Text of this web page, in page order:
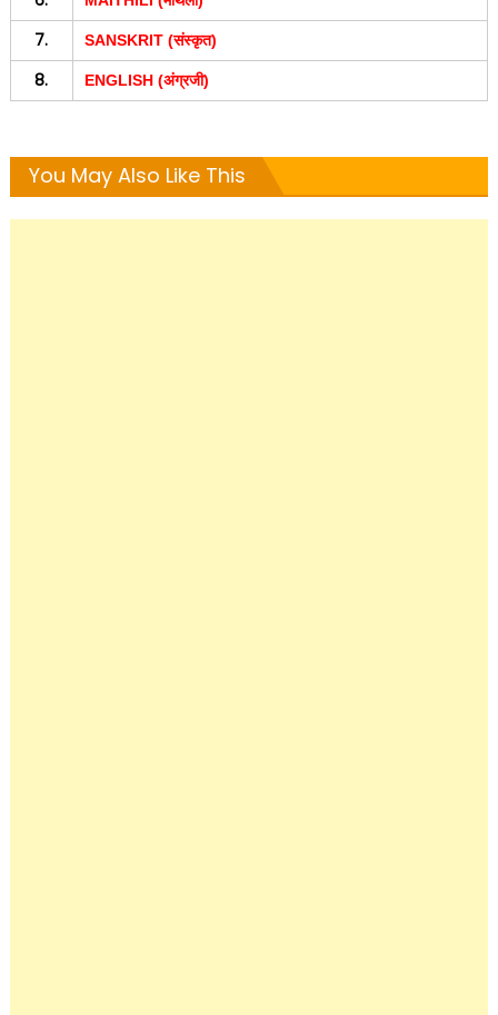
7. SANSKRIT (संस्कृत)
8. ENGLISH (अंग्रजी)
You May Also Like This